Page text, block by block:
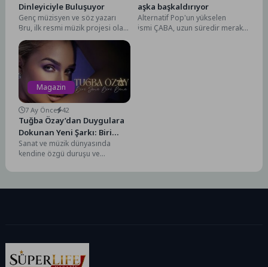
Dinleyiciyle Buluşuyor
Genç müzisyen ve söz yazarı
Bru, ilk resmi müzik projesi olan
“Bonibon” EP’sini dinleyicilerle
buluşturdu....
aşka başkaldırıyor
Alternatif Pop'un yükselen
ismi ÇABA, uzun süredir merakla
Magazin
7 Ay Önce 42
Tuğba Özay’dan Duygulara
Dokunan Yeni Şarkı: Biri
Sana Biri Bana
Sanat ve müzik dünyasında
kendine özgü duruşu ve
Özay, yeni şarkısı...